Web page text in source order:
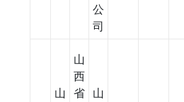
公
司
山
山
西
省
山